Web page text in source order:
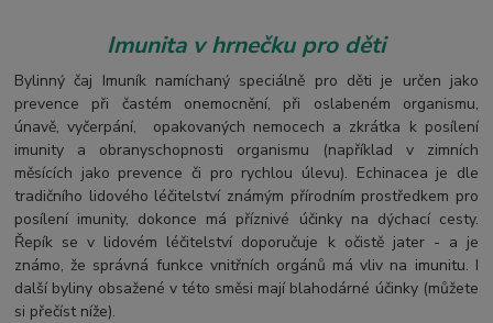
Imunita v hrnečku pro děti
Bylinný čaj Imuník namíchaný speciálně pro děti je určen jako
prevence při častém onemocnění, při oslabeném organismu,
únavě, vyčerpání, opakovaných nemocech a zkrátka k posílení
imunity a obranyschopnosti organismu (například v zimních
měsících jako prevence či pro rychlou úlevu). Echinacea je dle
tradičního lidového léčitelství známým přírodním prostředkem pro
posílení imunity, dokonce má příznivé účinky na dýchací cesty.
Řepík se v lidovém léčitelství doporučuje k očistě jater - a je
známo, že správná funkce vnitřních orgánů má vliv na imunitu. I
další byliny obsažené v této směsi mají blahodárné účinky (můžete
si přečíst níže).